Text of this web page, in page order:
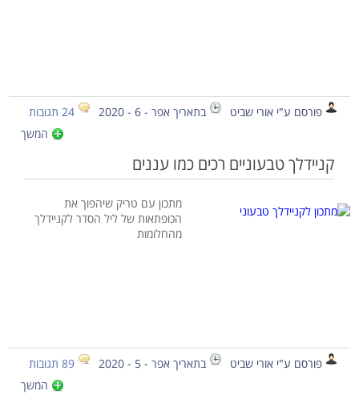
פורסם ע"י אורי שביט בתאריך אפר - 6 - 2020
24 תגובות
המשך
קניידלך טבעוניים רכים כמו עננים
מתכון עם טריק שיהפוך את
הכופתאות של ליל הסדר לקניידלך
מהחלומות
פורסם ע"י אורי שביט בתאריך אפר - 5 - 2020
89 תגובות
המשך